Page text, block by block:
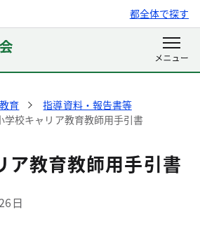
都全体で探す
育
指導資料・報告書等
学校キャリア教育教師用手引書
ア教育教師用手引書
日